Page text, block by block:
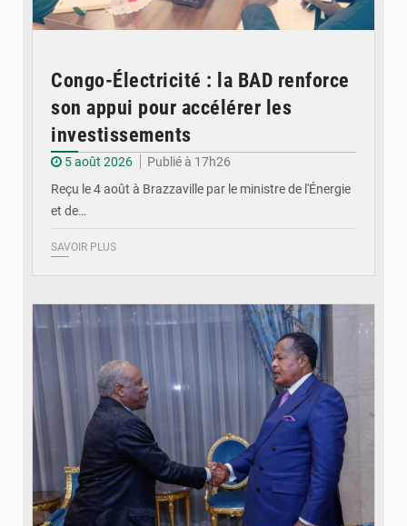
Congo-Électricité : la BAD renforce
son appui pour accélérer les
investissements
5 août 2026
Publié à 17h26
Reçu le 4 août à Brazzaville par le ministre de l'Énergie
et de…
SAVOIR PLUS